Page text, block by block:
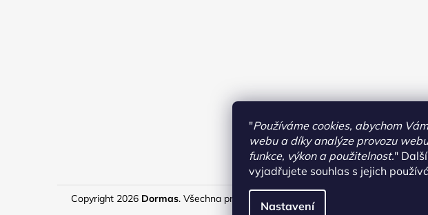
"Používáme cookies, abychom
webu a díky analýze provozu
funkce, výkon a použitelnost."
vyjadřujete souhlas s jejich
Nastavení
Copyright 2026 Dormas. Všechna práva vyhrazena. Upravit nastavení cookies